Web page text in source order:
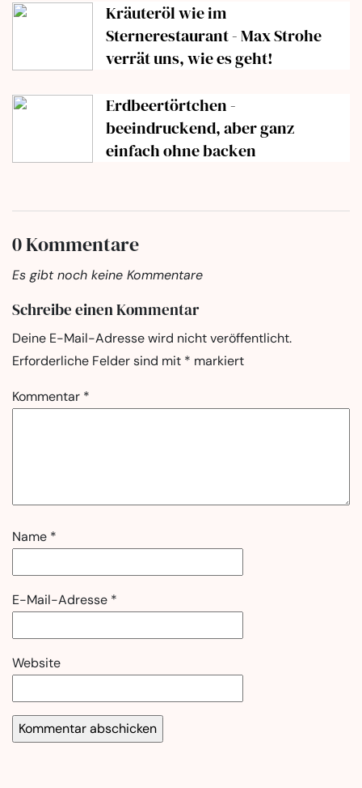
Kräuteröl wie im
Sternerestaurant - Max Strohe
verrät uns, wie es geht!
Erdbeertörtchen -
beeindruckend, aber ganz
einfach ohne backen
0 Kommentare
Es gibt noch keine Kommentare
Schreibe einen Kommentar
Deine E-Mail-Adresse wird nicht veröffentlicht.
Erforderliche Felder sind mit * markiert
Kommentar *
Name *
E-Mail-Adresse *
Website